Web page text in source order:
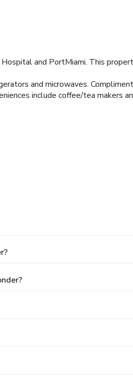
and PortMiami. This
and microwaves.
include coffee/tea makers